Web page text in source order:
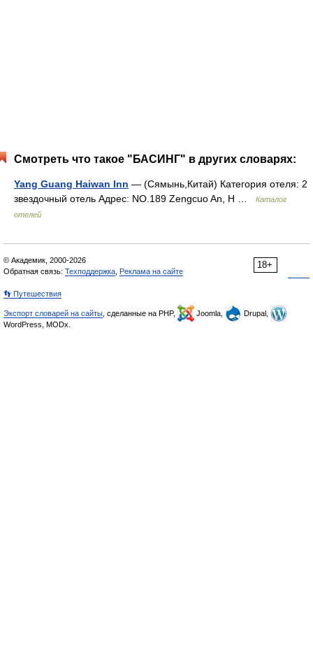
Смотреть что такое "БАСИНГ" в других словарях:
Yang Guang Haiwan Inn — (Сямынь,Китай) Категория отеля: 2
звездочный отель Адрес: NO.189 Zengcuo An, H …
Каталог
отелей
18+
© Академик, 2000-2026
Обратная связь: Техподдержка Реклама на сайте
👣 Путешествия
Экспорт словарей на сайты , сделанные на PHP, Joomla,
Drupal,
WordPress, MODx.